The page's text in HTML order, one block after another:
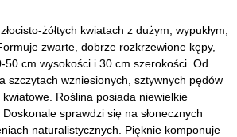
żółtych kwiatach z dużym, wypukłym,
zwarte, dobrze rozkrzewione kępy,
50 cm wysokości i 30 cm szerokości. Od
szczytach wzniesionych, sztywnych pędów
Roślina posiada niewielkie
sprawdzi się na słonecznych
naturalistycznych. Pięknie komponuje